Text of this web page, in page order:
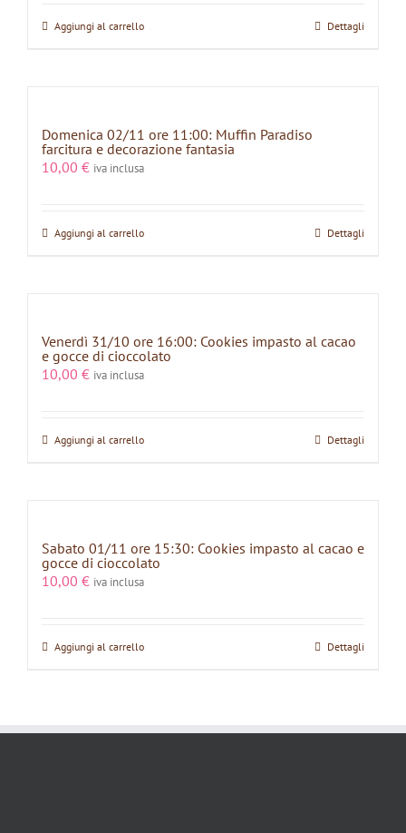
Aggiungi al carrello Dettagli
Domenica 02/11 ore 11:00: Muffin Paradiso
farcitura e decorazione fantasia
10,00 € iva inclusa
Aggiungi al carrello Dettagli
Venerdì 31/10 ore 16:00: Cookies impasto al cacao
e gocce di cioccolato
10,00 € iva inclusa
Aggiungi al carrello Dettagli
Sabato 01/11 ore 15:30: Cookies impasto al cacao e
gocce di cioccolato
10,00 € iva inclusa
Aggiungi al carrello Dettagli